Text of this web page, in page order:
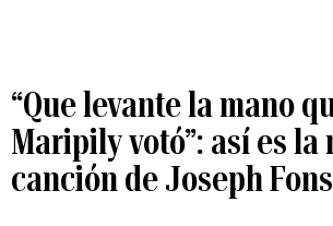
“Que levante la mano
Maripily votó”: así es la
canción de Joseph